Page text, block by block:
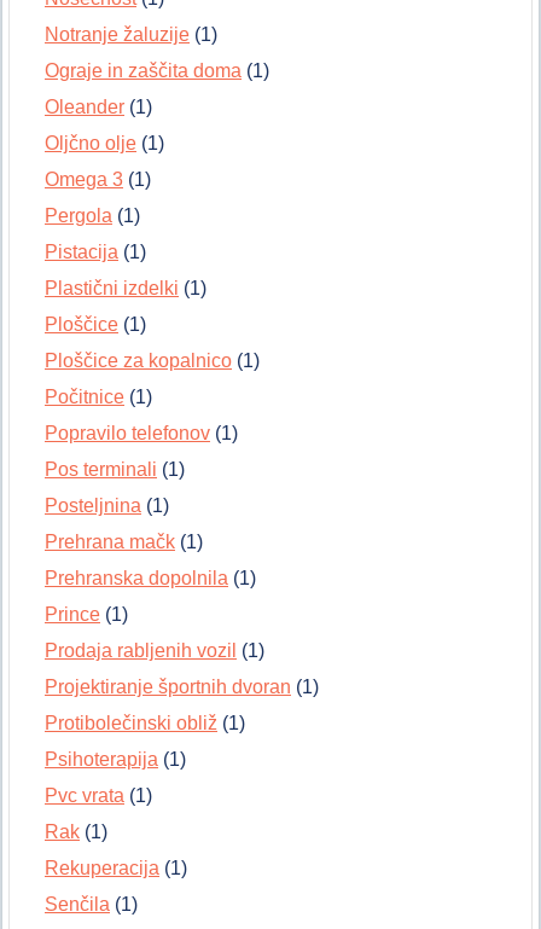
Notranje žaluzije (1)
Ograje in zaščita doma (1)
Oleander (1)
Oljčno olje (1)
Omega 3 (1)
Pergola (1)
Pistacija (1)
Plastični izdelki (1)
Ploščice (1)
Ploščice za kopalnico (1)
Počitnice (1)
Popravilo telefonov (1)
Pos terminali (1)
Posteljnina (1)
Prehrana mačk (1)
Prehranska dopolnila (1)
Prince (1)
Prodaja rabljenih vozil (1)
Projektiranje športnih dvoran (1)
Protibolečinski obliž (1)
Psihoterapija (1)
Pvc vrata (1)
Rak (1)
Rekuperacija (1)
Senčila (1)